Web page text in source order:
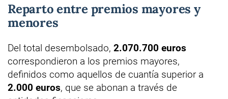
Reparto entre premios mayores y
menores
Del total desembolsado, 2.070.700 euros
correspondieron a los premios mayores,
definidos como aquellos de cuantía superior a
2.000 euros, que se abonan a través de